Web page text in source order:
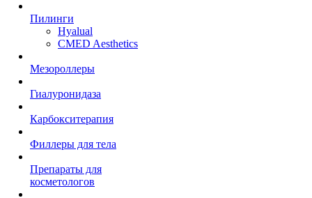
Пилинги
Hyalual
CMED Aesthetics
Мезороллеры
Гиалуронидаза
Карбокситерапия
Филлеры для тела
Препараты для
косметологов